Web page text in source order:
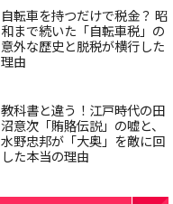
自転車を持つだけで税金？ 昭
和まで続いた「自転車税」の
意外な歴史と脱税が横行した
理由
教科書と違う！江戸時代の田
沼意次「賄賂伝説」の嘘と、
水野忠邦が「大奥」を敵に回
した本当の理由